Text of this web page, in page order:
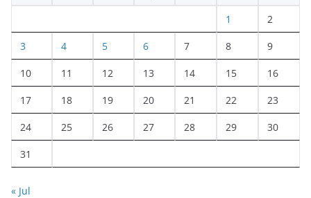
1 2
3 4 5 6 7 8 9
10 11 12 13 14 15 16
17 18 19 20 21 22 23
24 25 26 27 28 29 30
31
« Jul